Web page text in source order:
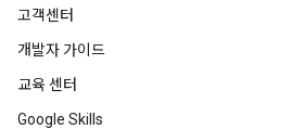
고객센터
개발자 가이드
교육 센터
Google Skills